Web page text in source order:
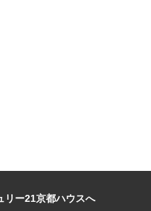
リー21京都ハウスへ